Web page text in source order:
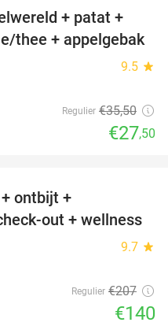
23%
+ patat +
thee + appelgebak
9.5 star
Regulier €35,50
€27,50
ontbijt +
out + wellness
9.7 star
Regulier €207
€140